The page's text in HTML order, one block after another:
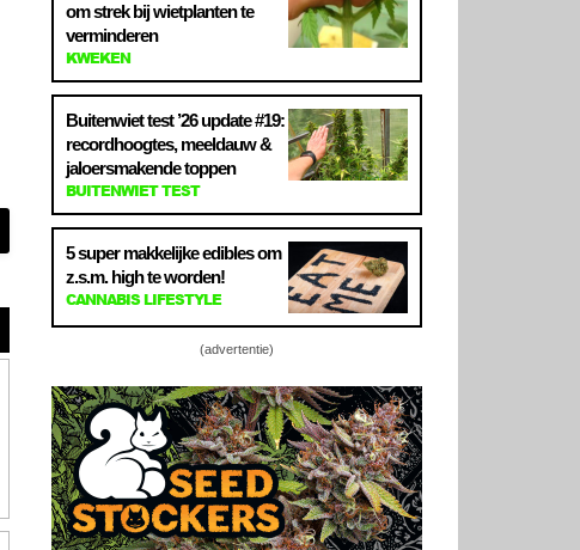
om strek bij wietplanten te
verminderen
KWEKEN
Buitenwiet test ’26 update #19:
recordhoogtes, meeldauw &
jaloersmakende toppen
BUITENWIET TEST
5 super makkelijke edibles om
z.s.m. high te worden!
CANNABIS LIFESTYLE
(advertentie)